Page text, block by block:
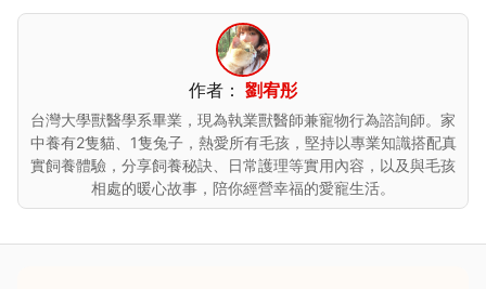
作者： 劉宥彤
台灣大學獸醫學系畢業，現為執業獸醫師兼寵物行為諮詢師。家
中養有2隻貓、1隻兔子，熱愛所有毛孩，堅持以專業知識搭配真
實飼養體驗，分享飼養秘訣、日常護理等實用內容，以及與毛孩
相處的暖心故事，陪你經營幸福的愛寵生活。